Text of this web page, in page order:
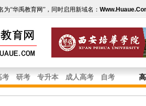
为“华禹教育网”，同时启用新域名：
考 研考 专升本 成人高考 自考